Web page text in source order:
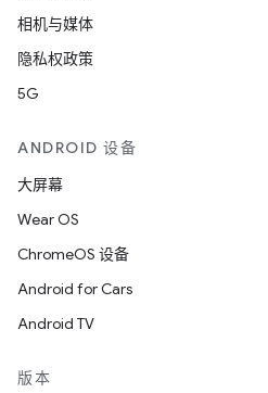
相机与媒体
隐私权政策
5G
ANDROID 设备
大屏幕
Wear OS
ChromeOS 设备
Android for Cars
Android TV
版本